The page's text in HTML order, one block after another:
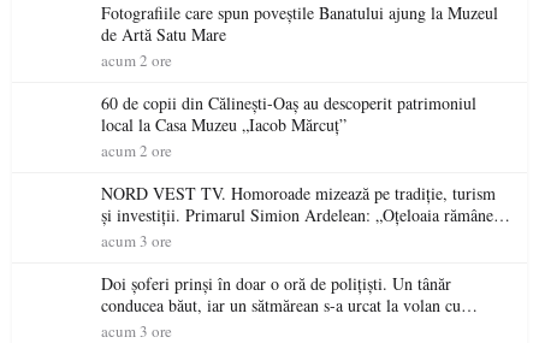
Fotografiile care spun poveștile Banatului ajung la Muzeul
de Artă Satu Mare
acum 2 ore
60 de copii din Călinești-Oaș au descoperit patrimoniul
local la Casa Muzeu „Iacob Mărcuț”
acum 2 ore
NORD VEST TV. Homoroade mizează pe tradiție, turism
și investiții. Primarul Simion Ardelean: „Oțeloaia rămâne
un brand al Codrului”
acum 3 ore
Doi șoferi prinși în doar o oră de polițiști. Un tânăr
conducea băut, iar un sătmărean s-a urcat la volan cu
permisul suspendat
acum 3 ore